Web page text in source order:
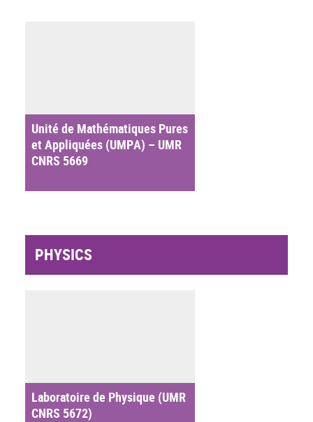
Unité de Mathématiques Pures
et Appliquées (UMPA) – UMR
CNRS 5669
PHYSICS
Laboratoire de Physique (UMR
CNRS 5672)